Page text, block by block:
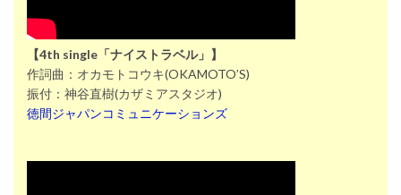
【4th single「ナイストラベル」】
作詞曲：オカモトコウキ(OKAMOTO’S)
振付：神谷直樹(カザミアスタジオ)
徳間ジャパンコミュニケーションズ